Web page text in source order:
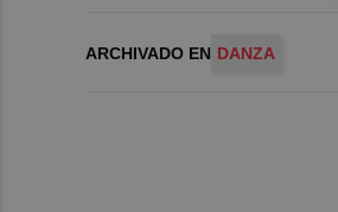
ARCHIVADO EN DANZA